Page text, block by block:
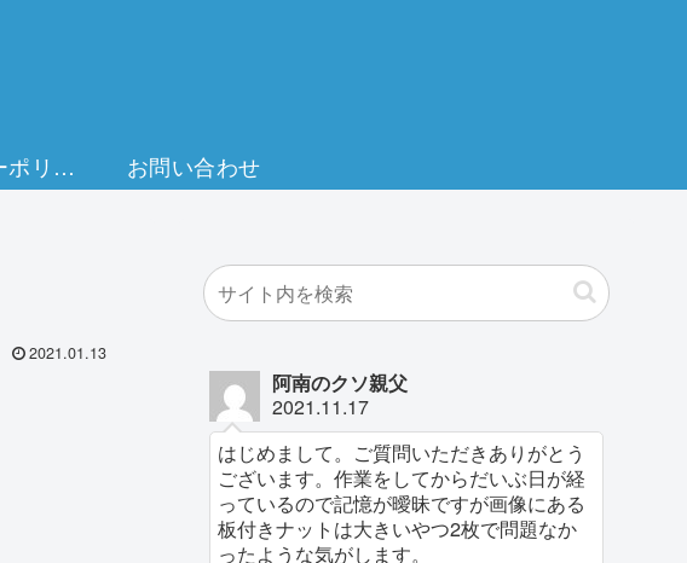
プライバシーポリシー お問い合わせ
2021.01.13
阿南のクソ親父
2021.11.17
はじめまして。ご質問いただきありがとう
ございます。作業をしてからだいぶ日が経
っているので記憶が曖昧ですが画像にある
板付きナットは大きいやつ2枚で問題なか
ったような気がします。